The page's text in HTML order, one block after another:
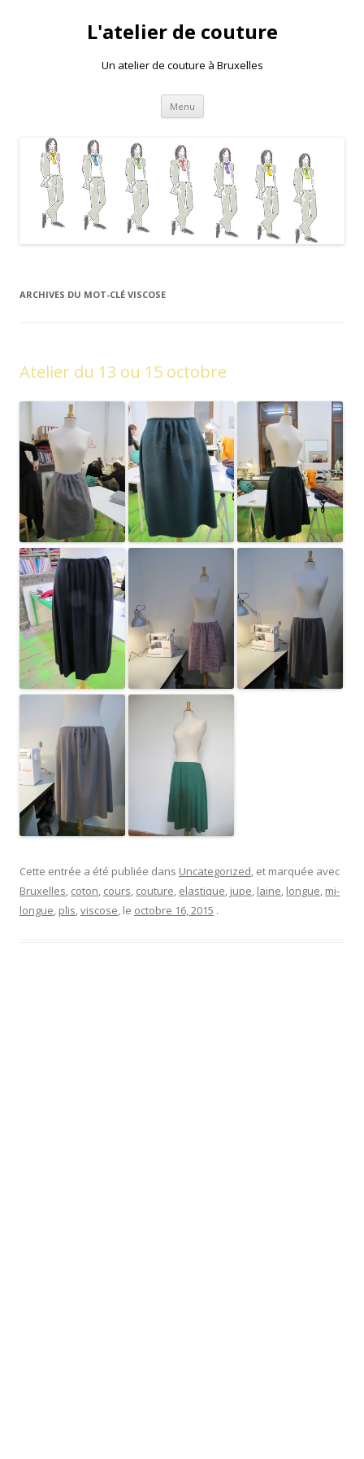
L'atelier de couture
Un atelier de couture à Bruxelles
Menu Aller au contenu principal
ARCHIVES DU MOT-CLÉ VISCOSE
Atelier du 13 ou 15 octobre
Cette entrée a été publiée dans Uncategorized , et marquée avec
Bruxelles coton cours couture elastique jupe laine longue mi-
longue plis viscose , le octobre 16, 2015 .